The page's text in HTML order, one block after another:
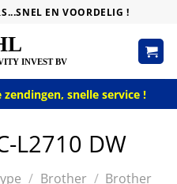
EN VOORDELIG !
snelle service !
L2710 DW
/ Brother / Brother